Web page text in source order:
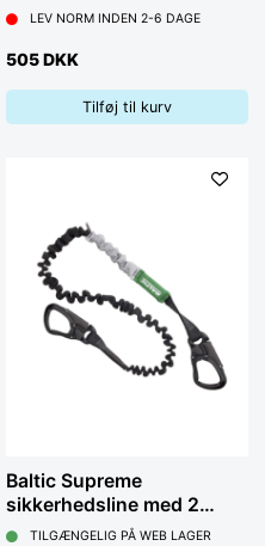
LEV NORM INDEN 2-6 DAGE
505 DKK
Tilføj til kurv
Baltic Supreme
sikkerhedsline med 2
kroge og elastisk
TILGÆNGELIG PÅ WEB LAGER